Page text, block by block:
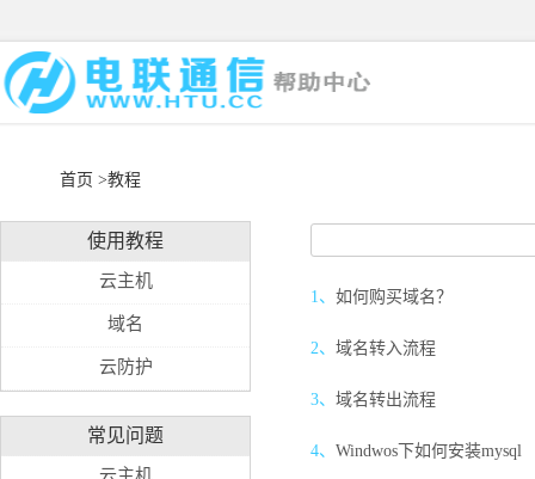
首页 >教程
使用教程
云主机
域名
云防护
常见问题
1、 如何购买域名？
2、 域名转入流程
3、 域名转出流程
4、 Windwos下如何安装mysql